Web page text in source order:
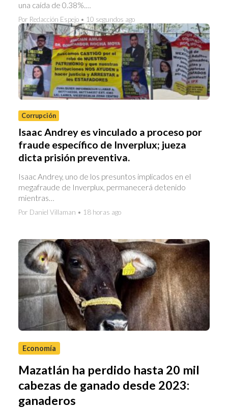
una caída de 0.38%.…
Por Redacción Espejo • 10 segundos ago
Corrupción
Isaac Andrey es vinculado a proceso por
fraude específico de Inverplux; jueza
dicta prisión preventiva.
Isaac Andrey, uno de los presuntos implicados en el
megafraude de Inverplux, permanecerá detenido
mientras…
Por Daniel Villaman • 18 horas ago
Economía
Mazatlán ha perdido hasta 20 mil
cabezas de ganado desde 2023:
ganaderos